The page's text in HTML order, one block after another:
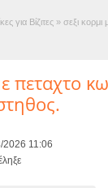
για Βίζιτες » σεξι
πεταχτο
2026 11:06